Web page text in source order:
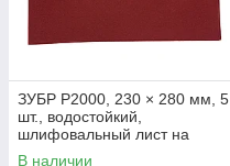
ЗУБР Р2000, 230 × 280 мм, 5
шт., водостойкий,
шлифовальный лист на
бумажной основе
В наличии